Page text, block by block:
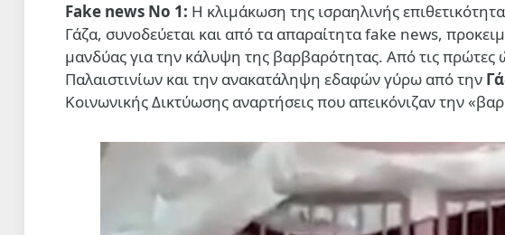
Fake news No 1: Η κλιμάκωση της ισραηλινής
Γάζα, συνοδεύεται και από τα απαραίτητα fake news,
μανδύας για την κάλυψη της βαρβαρότητας. Από τις πρώτες
Παλαιστινίων και την ανακατάληψη εδαφών γύρω από την
Κοινωνικής Δικτύωσης αναρτήσεις που απεικόνιζαν την